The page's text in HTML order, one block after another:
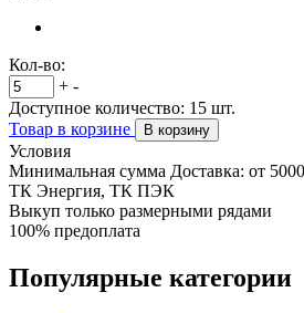
Кол-во:
+ -
Доступное количество: 15 шт.
Товар в корзине
В корзину
Условия
Минимальная сумма Доставка: от
ТК Энергия, ТК ПЭК
Выкуп только размерными рядами
100% предоплата
Популярные категории